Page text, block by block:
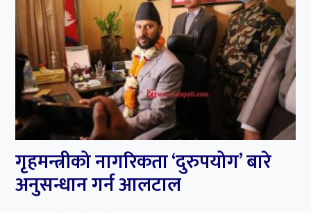
गृहमन्त्रीको नागरिकता ‘दुरुपयोग’ बारे
अनुसन्धान गर्न आलटाल